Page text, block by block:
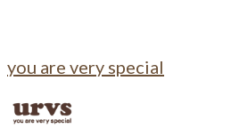
you are very special